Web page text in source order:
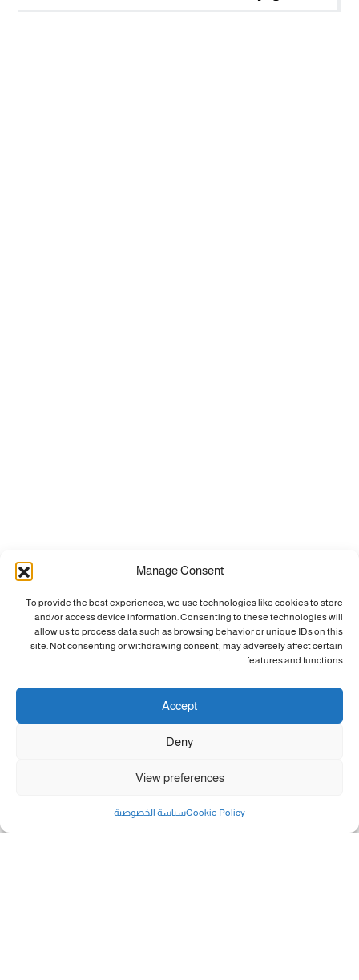
Manage Consent
To provide the best experiences, we use technologies like cookies to store
and/or access device information. Consenting to these technologies will
allow us to process data such as browsing behavior or unique IDs on this
site. Not consenting or withdrawing consent, may adversely affect certain
features and functions.
Accept
Deny
View preferences
Cookie Policyسياسة الخصوصية مال و أعمال